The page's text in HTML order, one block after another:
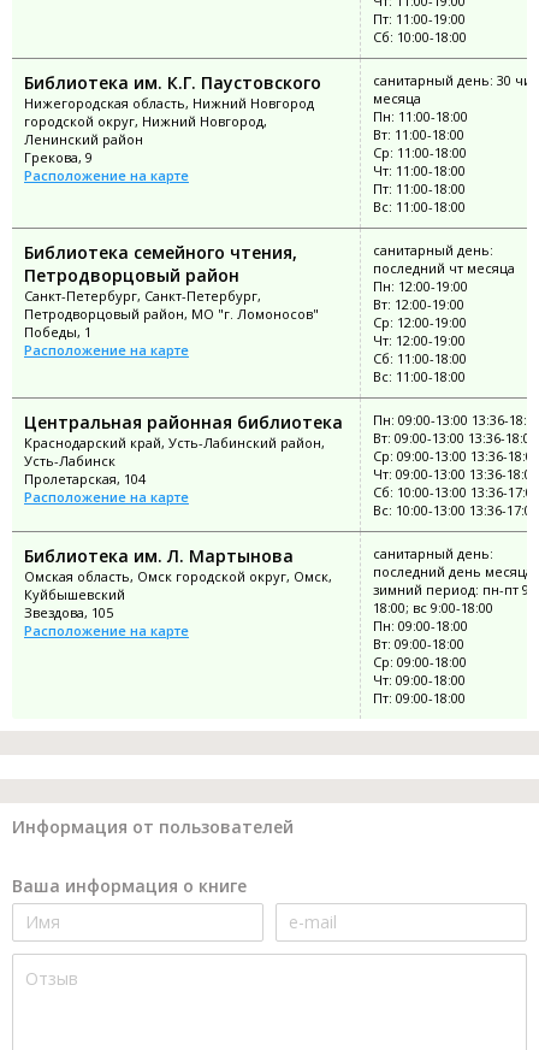
Пт: 11:00-19:00
Сб: 10:00-18:00
Библиотека им. К.Г. Паустовского
Нижегородская область, Нижний Новгород
городской округ, Нижний Новгород,
Ленинский район
Грекова, 9
Расположение на карте
санитарный день: 30
месяца
Пн: 11:00-18:00
Вт: 11:00-18:00
Ср: 11:00-18:00
Чт: 11:00-18:00
Пт: 11:00-18:00
Вс: 11:00-18:00
Библиотека семейного чтения,
Петродворцовый район
Санкт-Петербург, Санкт-Петербург,
Петродворцовый район, МО "г. Ломоносов"
Победы, 1
Расположение на карте
санитарный день:
последний чт месяца
Пн: 12:00-19:00
Вт: 12:00-19:00
Ср: 12:00-19:00
Чт: 12:00-19:00
Сб: 11:00-18:00
Вс: 11:00-18:00
Центральная районная библиотека
Краснодарский край, Усть-Лабинский район,
Усть-Лабинск
Пролетарская, 104
Расположение на карте
Пн: 09:00-13:00 13:36-
Вт: 09:00-13:00 13:36-18:00
Ср: 09:00-13:00 13:36-18:00
Чт: 09:00-13:00 13:36-18:00
Сб: 10:00-13:00 13:36-17:00
Вс: 10:00-13:00 13:36-17:00
Библиотека им. Л. Мартынова
Омская область, Омск городской округ, Омск,
Куйбышевский
Звездова, 105
Расположение на карте
санитарный день:
последний день месяца;
зимний период: пн-пт
18:00; вс 9:00-18:00
Пн: 09:00-18:00
Вт: 09:00-18:00
Ср: 09:00-18:00
Чт: 09:00-18:00
Пт: 09:00-18:00
Информация от пользователей
Ваша информация о книге